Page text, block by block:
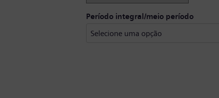
Período integral/meio período